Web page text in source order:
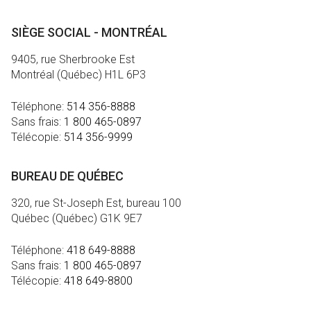
SIÈGE SOCIAL - MONTRÉAL
9405, rue Sherbrooke Est
Montréal (Québec) H1L 6P3
Téléphone: 514 356-8888
Sans frais: 1 800 465-0897
Télécopie: 514 356-9999
BUREAU DE QUÉBEC
320, rue St-Joseph Est, bureau 100
Québec (Québec) G1K 9E7
Téléphone: 418 649-8888
Sans frais: 1 800 465-0897
Télécopie: 418 649-8800